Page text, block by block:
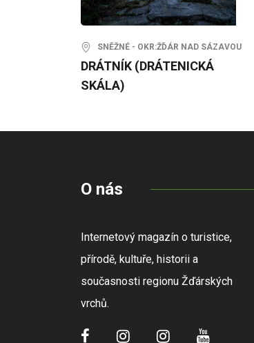
SNĚŽNÉ - OKR:ŽĎÁR NAD SÁZAVOU
DRÁTNÍK (DRÁTENICKÁ
SKÁLA)
O nás
Internetový magazín o turistice,
přírodě, kultuře, historii a
současnosti regionu Žďárských
vrchů.